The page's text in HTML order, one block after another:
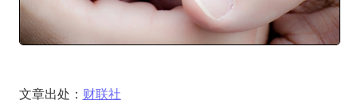
文章出处： 财联社